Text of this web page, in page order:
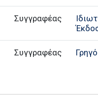
Συγγραφέας
Συγγραφέας